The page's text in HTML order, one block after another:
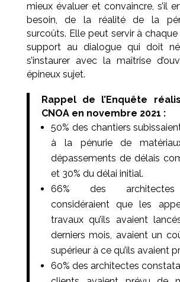
mieux évaluer et convaincre, s’il
besoin, de la réalité de la
surcoûts. Elle peut servir à
support au dialogue qui doit
s’instaurer avec la maîtrise
épineux sujet.
Rappel de l’Enquête
CNOA en novembre 2021 :
50% des chantiers
à la pénurie de
dépassements de délais
et 30% du délai initial.
66% des architectes
considéraient que les
travaux qu’ils avaient
derniers mois, avaient un
supérieur à ce qu’ils avaient
60% des architectes